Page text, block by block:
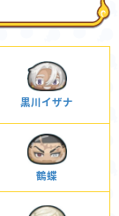
黒川イザナ
鶴蝶